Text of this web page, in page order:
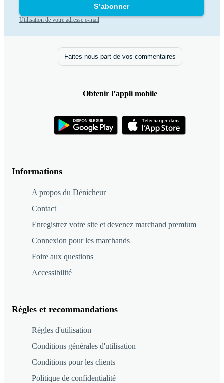
S’abonner
Utilisation de votre adresse e-mail
Informations
A propos du Dénicheur
Contact
Enregistrez votre site et devenez marchand premium
Connexion pour les marchands
Foire aux questions
Accessibilité
Règles et recommandations
Règles d'utilisation
Conditions générales d'utilisation
Conditions pour les clients
Politique de confidentialité
Faites-nous part de vos commentaires
Obtenir l’appli mobile